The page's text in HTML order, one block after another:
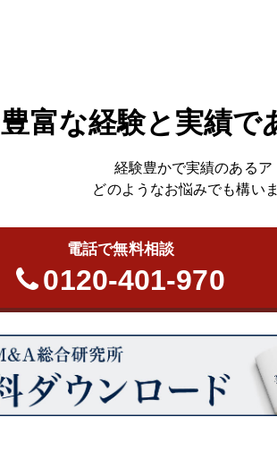
豊富な経験と実績で
経験豊かで実績のあるア
どのようなお悩みでも構い
電話で無料相談
0120-401-970